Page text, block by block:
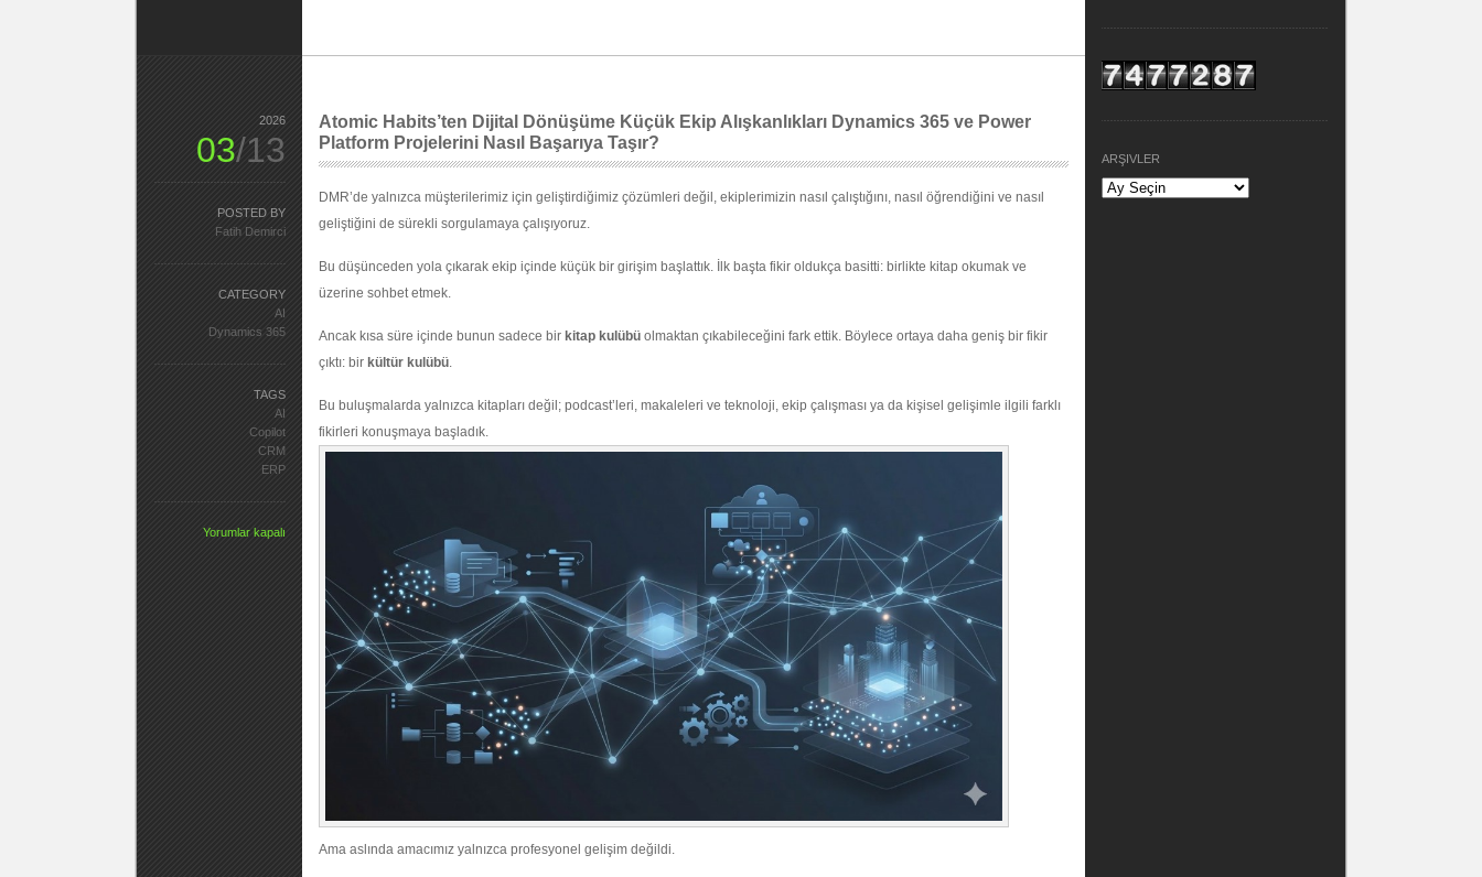
Atomic Habits’ten Dijital Dönüşüme Küçük Ekip Alışkanlıkları Dynamics 365 ve Power
Platform Projelerini Nasıl Başarıya Taşır?
DMR’de yalnızca müşterilerimiz için geliştirdiğimiz çözümleri değil, ekiplerimizin nasıl çalıştığını, nasıl öğrendiğini ve nasıl
geliştiğini de sürekli sorgulamaya çalışıyoruz.
Bu düşünceden yola çıkarak ekip içinde küçük bir girişim başlattık. İlk başta fikir oldukça basitti: birlikte kitap okumak ve
üzerine sohbet etmek.
Ancak kısa süre içinde bunun sadece bir kitap kulübü olmaktan çıkabileceğini fark ettik. Böylece ortaya daha geniş bir fikir
çıktı: bir kültür kulübü.
Bu buluşmalarda yalnızca kitapları değil; podcast’leri, makaleleri ve teknoloji, ekip çalışması ya da kişisel gelişimle ilgili farklı
fikirleri konuşmaya başladık.
Ama aslında amacımız yalnızca profesyonel gelişim değildi.
2026
03/13
POSTED BY
Fatih Demirci
CATEGORY
AI
Dynamics 365
TAGS
AI
Copilot
CRM
ERP
Yorumlar kapalı
ARŞIVLER